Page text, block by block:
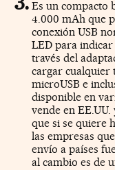
Es un compacto
4.000 mAh que
conexión USB
LED para
través del
cargar cualquier
microUSB e
disponible en
vende en
que si se quiere
las empresas
envío a países
al cambio es de